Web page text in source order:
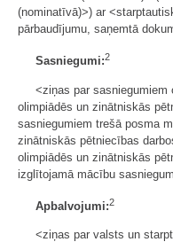
(nominatīvā)>) ar
pārbaudījumu, saņemtā
Sasniegumi:2
<ziņas par
olimpiādēs un zinātniskās
sasniegumiem trešā posma
zinātniskās pētniecības
olimpiādēs un zinātniskās
izglītojamā mācību
Apbalvojumi:2
<ziņas par valsts un